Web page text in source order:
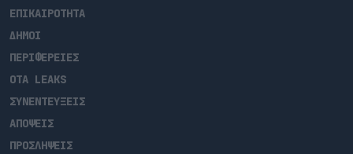
ΕΠΙΚΑΙΡΟΤΗΤΑ
ΔΗΜΟΙ
ΠΕΡΙΦΕΡΕΙΕΣ
OTA LEAKS
ΣΥΝΕΝΤΕΥΞΕΙΣ
ΑΠΟΨΕΙΣ
ΠΡΟΣΛΗΨΕΙΣ